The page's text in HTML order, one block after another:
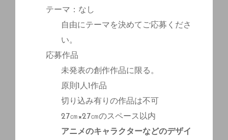
テーマ：なし
自由にテーマを決めてご応募くださ
い。
応募作品
未発表の創作作品に限る。
原則1人1作品
切り込み有りの作品は不可
27㎝×27㎝のスペース以内
アニメのキャラクターなどのデザイ